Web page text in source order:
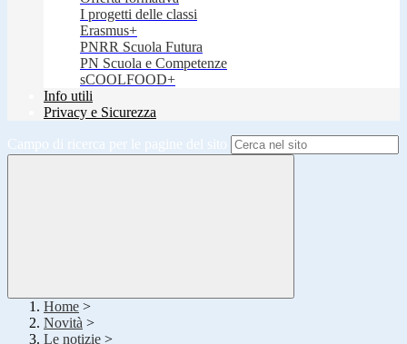
I progetti delle classi
Erasmus+
PNRR Scuola Futura
PN Scuola e Competenze
sCOOLFOOD+
Info utili
Privacy e Sicurezza
Campo di ricerca per le pagine del sito
Home >
Novità >
Le notizie >